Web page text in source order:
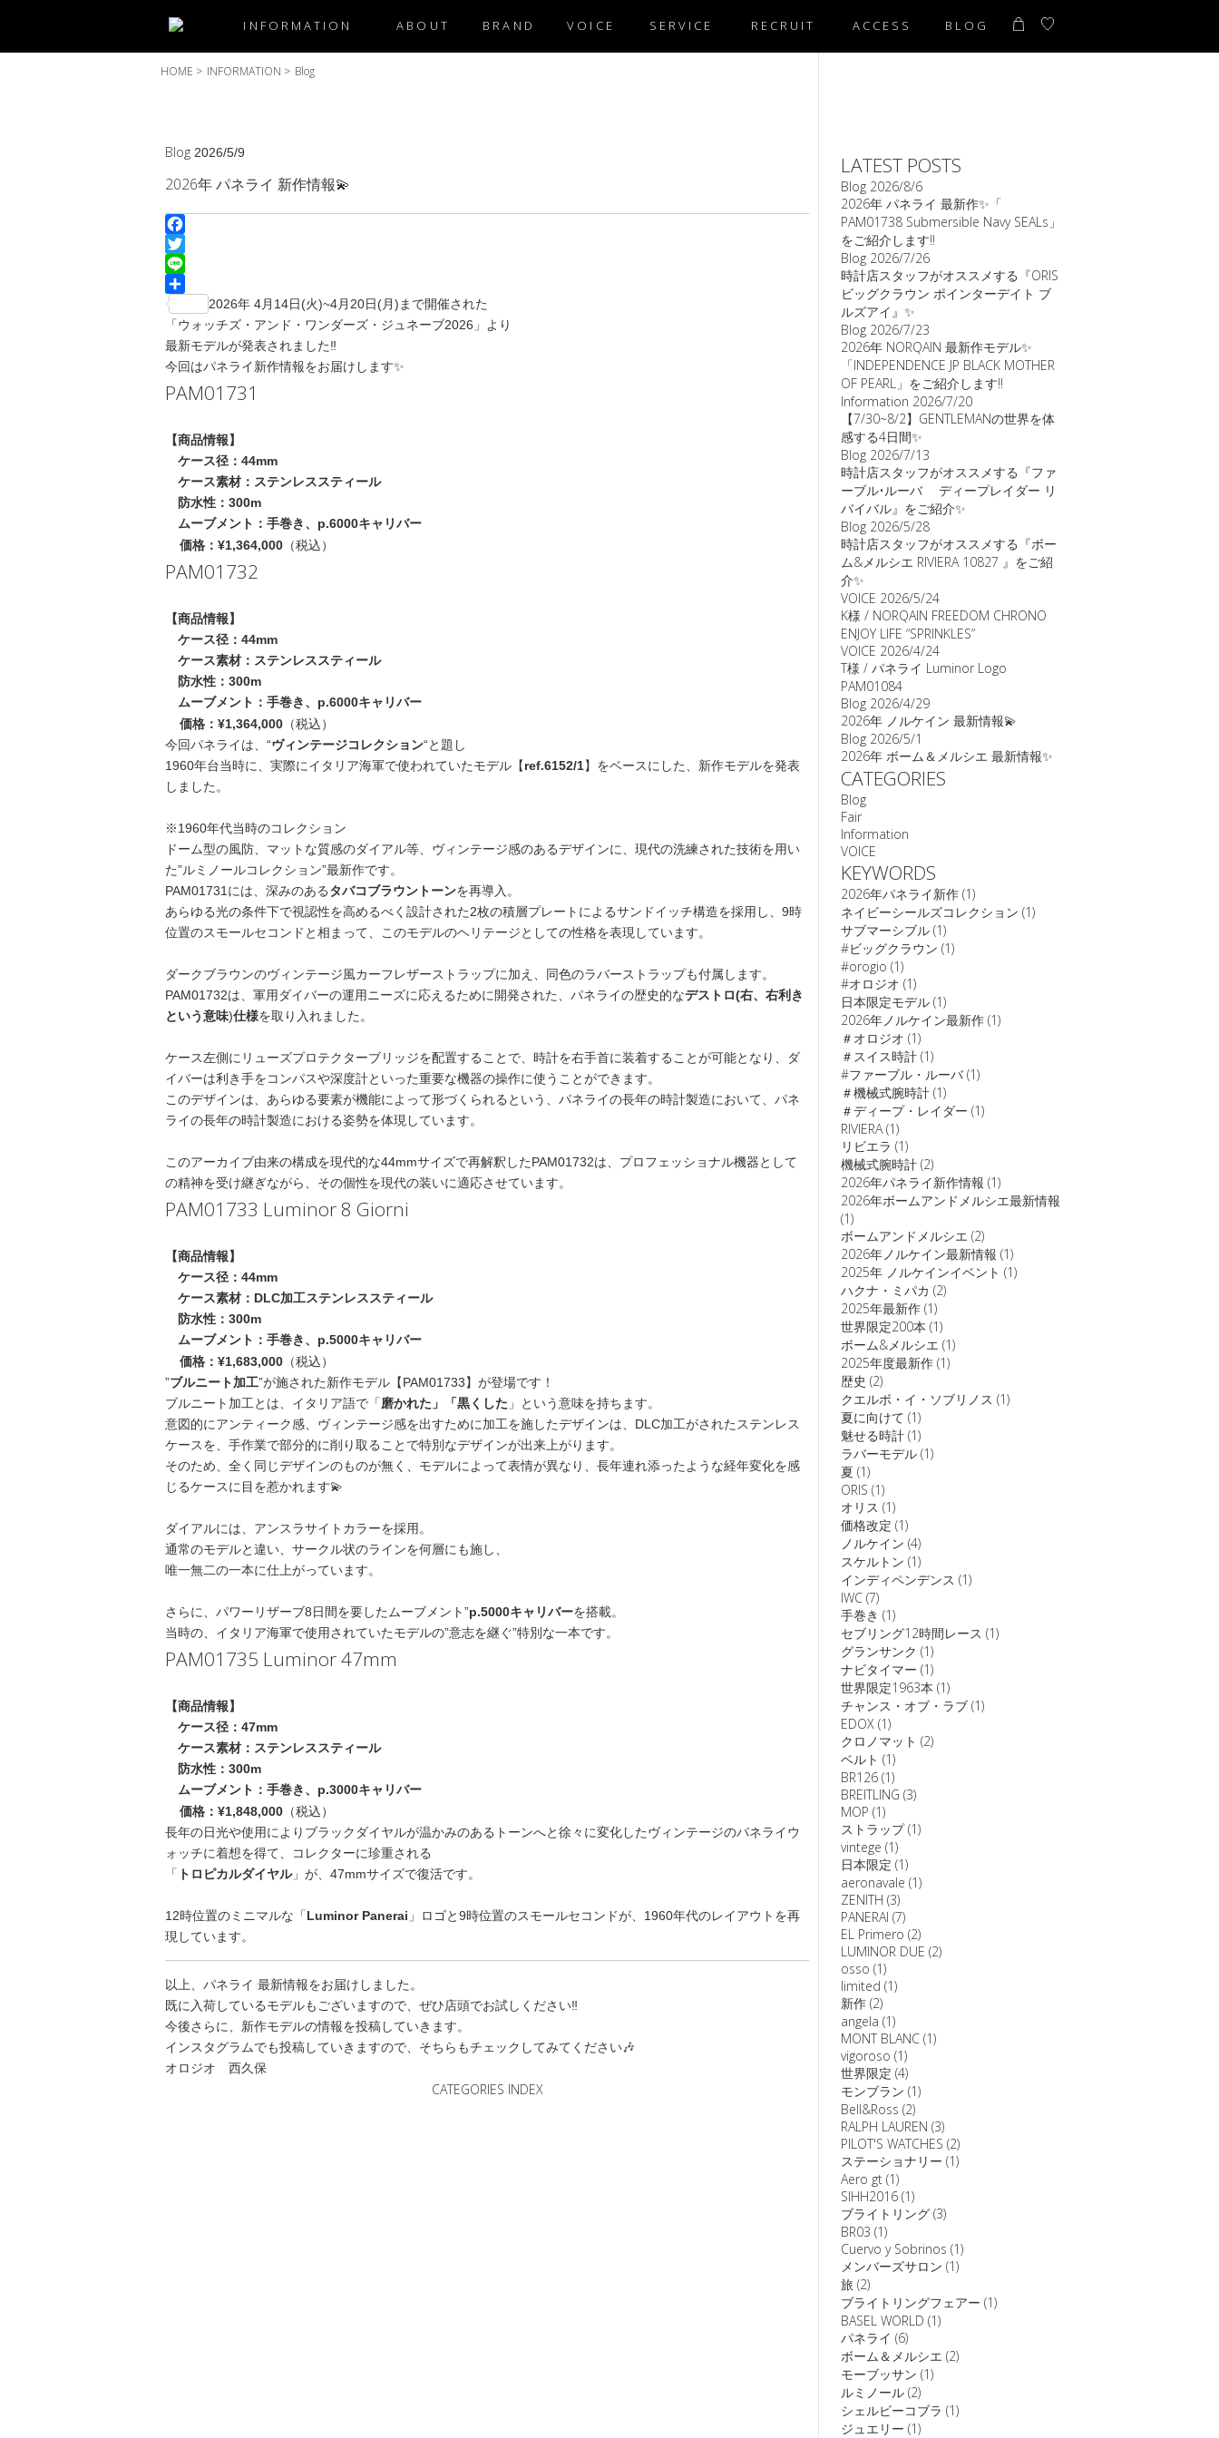
INFORMATION ABOUT BRAND VOICE SERVICE RECRUIT ACCESS BLOG
HOME > INFORMATION > Blog
Blog 2026/5/9
2026年 パネライ 新作情報💫
Facebook
Twitter
Line
共
有
2026年 4月14日(火)~4月20日(月)まで開催された
「ウォッチズ・アンド・ワンダーズ・ジュネーブ2026」より
最新モデルが発表されました‼️
今回はパネライ新作情報をお届けします✨
PAM01731
【商品情報】
ケース径：44mm
ケース素材：ステンレススティール
防水性：300m
ムーブメント：手巻き、p.6000キャリバー
価格：¥1,364,000 （税込）
PAM01732
【商品情報】
ケース径：44mm
ケース素材：ステンレススティール
防水性：300m
ムーブメント：手巻き、p.6000キャリバー
価格：¥1,364,000 （税込）
今回パネライは、“ヴィンテージコレクション“と題し
1960年台当時に、実際にイタリア海軍で使われていたモデル【ref.6152/1】をベースにした、新作モデルを発表
しました。
※1960年代当時のコレクション
ドーム型の風防、マットな質感のダイアル等、ヴィンテージ感のあるデザインに、現代の洗練された技術を用い
た”ルミノールコレクション”最新作です。
PAM01731には、深みのあるタバコブラウントーンを再導入。
あらゆる光の条件下で視認性を高めるべく設計された2枚の積層プレートによるサンドイッチ構造を採用し、9時
位置のスモールセコンドと相まって、このモデルのヘリテージとしての性格を表現しています。
ダークブラウンのヴィンテージ風カーフレザーストラップに加え、同色のラバーストラップも付属します。
PAM01732は、軍用ダイバーの運用ニーズに応えるために開発された、パネライの歴史的なデストロ(右、右利き
という意味)仕様を取り入れました。
ケース左側にリューズプロテクターブリッジを配置することで、時計を右手首に装着することが可能となり、ダ
イバーは利き手をコンパスや深度計といった重要な機器の操作に使うことができます。
このデザインは、あらゆる要素が機能によって形づくられるという、パネライの長年の時計製造において、パネ
ライの長年の時計製造における姿勢を体現しています。
このアーカイブ由来の構成を現代的な44mmサイズで再解釈したPAM01732は、プロフェッショナル機器として
の精神を受け継ぎながら、その個性を現代の装いに適応させています。
PAM01733 Luminor 8 Giorni
【商品情報】
ケース径：44mm
ケース素材：DLC加工ステンレススティール
防水性：300m
ムーブメント：手巻き、p.5000キャリバー
価格：¥1,683,000 （税込）
”ブルニート加工”が施された新作モデル【PAM01733】が登場です！
ブルニート加工とは、イタリア語で「磨かれた」「黒くした 」という意味を持ちます。
意図的にアンティーク感、ヴィンテージ感を出すために加工を施したデザインは、DLC加工がされたステンレス
ケースを、手作業で部分的に削り取ることで特別なデザインが出来上がります。
そのため、全く同じデザインのものが無く、モデルによって表情が異なり、長年連れ添ったような経年変化を感
じるケースに目を惹かれます💫
ダイアルには、アンスラサイトカラーを採用。
通常のモデルと違い、サークル状のラインを何層にも施し、
唯一無二の一本に仕上がっています。
さらに、パワーリザーブ8日間を要したムーブメント”p.5000キャリバーを搭載。
当時の、イタリア海軍で使用されていたモデルの”意志を継ぐ”特別な一本です。
PAM01735 Luminor 47mm
【商品情報】
ケース径：47mm
ケース素材：ステンレススティール
防水性：300m
ムーブメント：手巻き、p.3000キャリバー
価格：¥1,848,000 （税込）
長年の日光や使用によりブラックダイヤルが温かみのあるトーンへと徐々に変化したヴィンテージのパネライウ
ォッチに着想を得て、コレクターに珍重される
「 トロピカルダイヤル」が、47mmサイズで復活です。
12時位置のミニマルな「Luminor Panerai 」ロゴと9時位置のスモールセコンドが、1960年代のレイアウトを再
現しています。
以上、パネライ 最新情報をお届けしました。
既に入荷しているモデルもございますので、ぜひ店頭でお試しください‼️
今後さらに、新作モデルの情報を投稿していきます。
インスタグラムでも投稿していきますので、そちらもチェックしてみてください🎶
オロジオ 西久保
CATEGORIES INDEX
LATEST POSTS
Blog 2026/8/6
2026年 パネライ 最新作✨「
PAM01738 Submersible Navy SEALs」
をご紹介します‼️
Blog 2026/7/26
時計店スタッフがオススメする『ORIS
ビッグクラウン ポインターデイト ブ
ルズアイ』✨
Blog 2026/7/23
2026年 NORQAIN 最新作モデル✨
「INDEPENDENCE JP BLACK MOTHER
OF PEARL」をご紹介します‼️
Information 2026/7/20
【7/30~8/2】GENTLEMANの世界を体
感する4日間✨
Blog 2026/7/13
時計店スタッフがオススメする『ファ
ーブル•ルーバ ディープレイダー リ
バイバル』をご紹介✨
Blog 2026/5/28
時計店スタッフがオススメする『ボー
ム&メルシエ RIVIERA 10827 』をご紹
介✨
VOICE 2026/5/24
K様 / NORQAIN FREEDOM CHRONO
ENJOY LIFE “SPRINKLES”
VOICE 2026/4/24
T様 / パネライ Luminor Logo
PAM01084
Blog 2026/4/29
2026年 ノルケイン 最新情報💫
Blog 2026/5/1
2026年 ボーム＆メルシエ 最新情報✨
CATEGORIES
Blog
Fair
Information
VOICE
KEYWORDS
2026年パネライ新作 (1)
ネイビーシールズコレクション (1)
サブマーシブル (1)
#ビッグクラウン (1)
#orogio (1)
#オロジオ (1)
日本限定モデル (1)
2026年ノルケイン最新作 (1)
＃オロジオ (1)
＃スイス時計 (1)
#ファーブル・ルーバ(1)
＃機械式腕時計 (1)
＃ディープ・レイダー (1)
RIVIERA(1)
リビエラ (1)
機械式腕時計 (2)
2026年パネライ新作情報 (1)
2026年ボームアンドメルシエ最新情報
(1)
ボームアンドメルシエ (2)
2026年ノルケイン最新情報 (1)
2025年 ノルケインイベント (1)
ハクナ・ミパカ (2)
2025年最新作 (1)
世界限定200本 (1)
ボーム&メルシエ (1)
2025年度最新作 (1)
歴史 (2)
クエルボ・イ・ソブリノス (1)
夏に向けて (1)
魅せる時計 (1)
ラバーモデル (1)
夏 (1)
ORIS (1)
オリス (1)
価格改定 (1)
ノルケイン (4)
スケルトン (1)
インディペンデンス (1)
IWC (7)
手巻き (1)
セブリング12時間レース (1)
グランサンク (1)
ナビタイマー (1)
世界限定1963本 (1)
チャンス・オブ・ラブ (1)
EDOX (1)
クロノマット (2)
ベルト (1)
BR126 (1)
BREITLING (3)
MOP (1)
ストラップ(1)
vintege (1)
日本限定 (1)
aeronavale (1)
ZENITH (3)
PANERAI (7)
EL Primero (2)
LUMINOR DUE (2)
osso (1)
limited (1)
新作 (2)
angela (1)
MONT BLANC (1)
vigoroso (1)
世界限定 (4)
モンブラン (1)
Bell&Ross (2)
RALPH LAUREN (3)
PILOT'S WATCHES (2)
ステーショナリー (1)
Aero gt (1)
SIHH2016 (1)
ブライトリング (3)
BR03 (1)
Cuervo y Sobrinos (1)
メンバーズサロン (1)
旅 (2)
ブライトリングフェアー (1)
BASEL WORLD (1)
パネライ (6)
ボーム＆メルシエ (2)
モーブッサン (1)
ルミノール (2)
シェルビーコブラ (1)
ジュエリー (1)